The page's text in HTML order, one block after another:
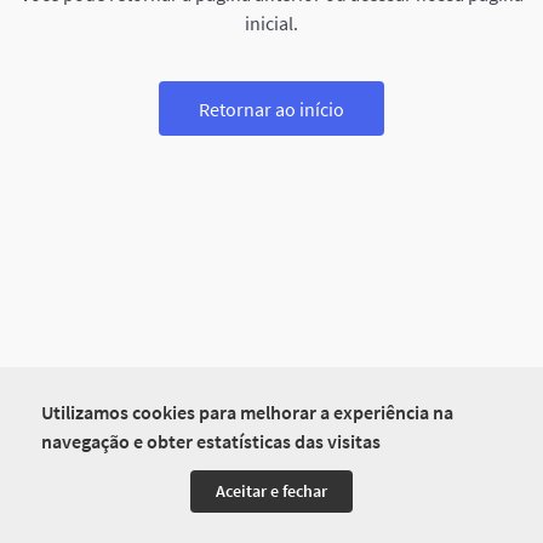
Utilizamos cookies para melhorar a experiência na
navegação e obter estatísticas das visitas
Aceitar e fechar
inicial.
Retornar ao início